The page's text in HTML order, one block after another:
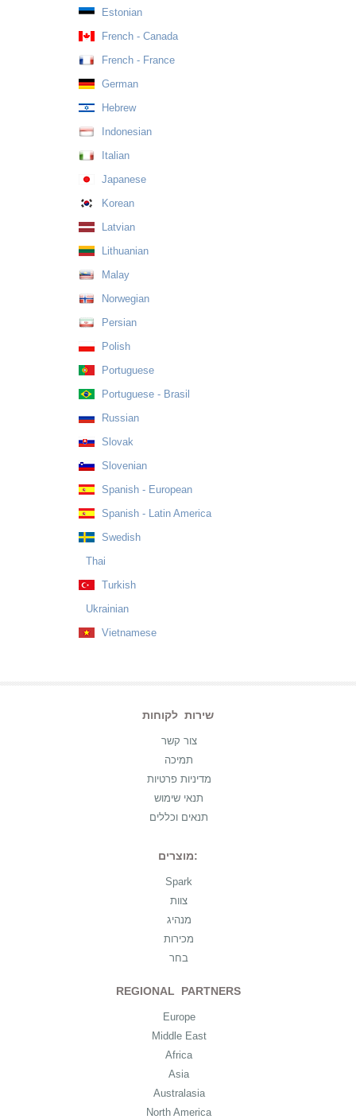
Estonian
French - Canada
French - France
German
Hebrew
Indonesian
Italian
Japanese
Korean
Latvian
Lithuanian
Malay
Norwegian
Persian
Polish
Portuguese
Portuguese - Brasil
Russian
Slovak
Slovenian
Spanish - European
Spanish - Latin America
Swedish
Thai
Turkish
Ukrainian
Vietnamese
שירות לקוחות
צור קשר
תמיכה
מדיניות פרטיות
תנאי שימוש
תנאים וכללים
מוצרים:
Spark
צוות
מנהיג
מכירות
בחר
REGIONAL PARTNERS
Europe
Middle East
Africa
Asia
Australasia
North America